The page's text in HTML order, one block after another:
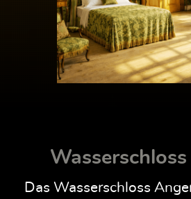
Das Wasserschloss